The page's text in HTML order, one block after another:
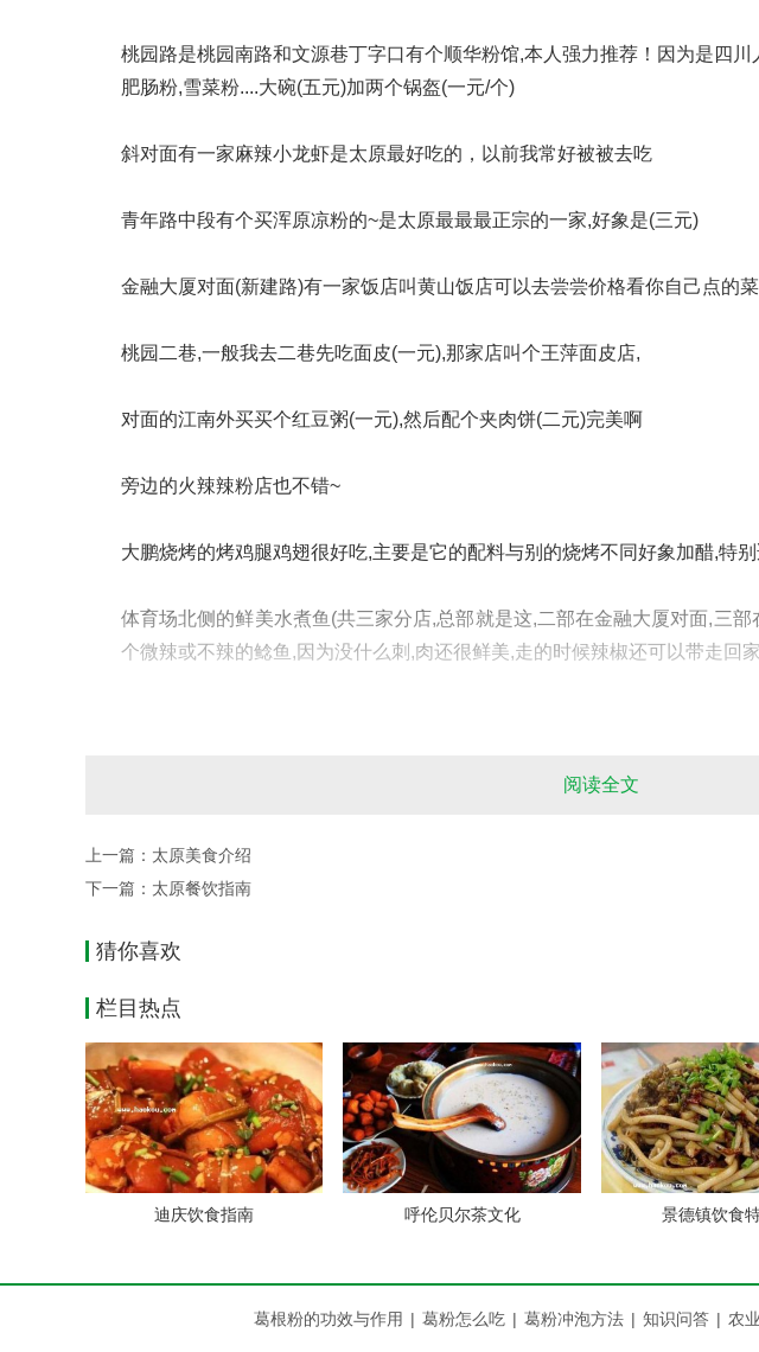
桃园路是桃园南路和文源巷丁字口有个顺华粉馆,本人强力推荐！因为是四
肥肠粉,雪菜粉....大碗(五元)加两个锅盔(一元/个)
斜对面有一家麻辣小龙虾是太原最好吃的，以前我常好被被去吃
青年路中段有个买浑原凉粉的~是太原最最最正宗的一家,好象是(三元)
金融大厦对面(新建路)有一家饭店叫黄山饭店可以去尝尝价格看你自己点的
桃园二巷,一般我去二巷先吃面皮(一元),那家店叫个王萍面皮店,
对面的江南外买买个红豆粥(一元),然后配个夹肉饼(二元)完美啊
旁边的火辣辣粉店也不错~
大鹏烧烤的烤鸡腿鸡翅很好吃,主要是它的配料与别的烧烤不同好象加醋,特
体育场北侧的鲜美水煮鱼(共三家分店,总部就是这,二部在金融大厦对面,三
个微辣或不辣的鲶鱼,因为没什么刺,肉还很鲜美,走的时候辣椒还可以带走回
大南门,起凤街口,有一家温州抄米粉的店,里面的花蛤异常好吃,基本我们去就
常忙，中午12点以后就没有座位了。
说烧烤,讲正宗,品口味,我推荐亲贤北街(水总对面,高管局旁边)有家绝正的新
外语.正宗的一撕烂风味。还超便宜。
比迎泽分局的烧烤村落，体育馆的都不知道好多少倍了
坝陵桥的串串香确实没的说，野生葛根粉
，以前火暴程度不亚于唐都刚
了，现在开到了坝陵桥4中门口，很不错，对面也有一家，味道差远了
西羊市澡堂里有一家餐厅，门面很小，要走进澡堂才看的见，天天爆满，没
阅读全文
上一篇： 太原美食介绍
下一篇： 太原餐饮指南
猜你喜欢
栏目热点
迪庆饮食指南 呼伦贝尔茶文化 景德镇饮食
葛根粉的功效与作用 | 葛粉怎么吃 | 葛粉冲泡方法 | 知识问答 | 农